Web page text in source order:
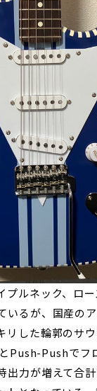
プルネック、ロ
いるが、国産の
リした輪郭のサ
Push-Pushでフ
出力が増えて合